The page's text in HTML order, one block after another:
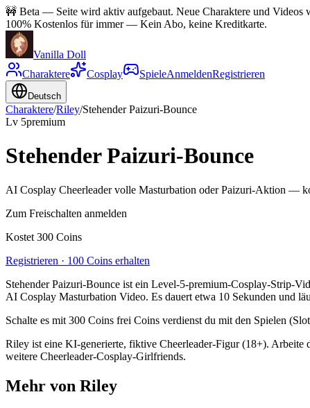
🚧 Beta — Seite wird aktiv aufgebaut. Neue Charaktere und Videos
100% Kostenlos für immer— Kein Abo, keine Kreditkarte.
Vanilla Doll
Charaktere
Cosplay SpieleAnmeldenRegistrieren
Deutsch
Charaktere/Riley/Stehender Paizuri-Bounce
Lv 5premium
Stehender Paizuri-Bounce
AI Cosplay Cheerleader volle Masturbation oder Paizuri-Aktion —
Zum Freischalten anmelden
Kostet 300 Coins
Registrieren · 100 Coins erhalten
Stehender Paizuri-Bounce ist ein Level-5-premium-Cosplay-Strip-
AI Cosplay Masturbation Video. Es dauert etwa 10 Sekunden und
Schalte es mit 300 Coins frei Coins verdienst du mit den Spielen
Riley ist eine KI-generierte, fiktive Cheerleader-Figur (18+). Arbeite
weitere Cheerleader-Cosplay-Girlfriends.
Mehr von Riley